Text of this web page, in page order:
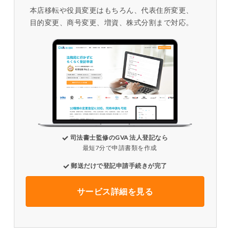
本店移転や役員変更はもちろん、代表住所変更、
目的変更、商号変更、増資、株式分割まで対応。
司法書士監修のGVA 法人登記なら
最短7分で申請書類を作成
郵送だけで登記申請手続きが完了
サービス詳細を見る